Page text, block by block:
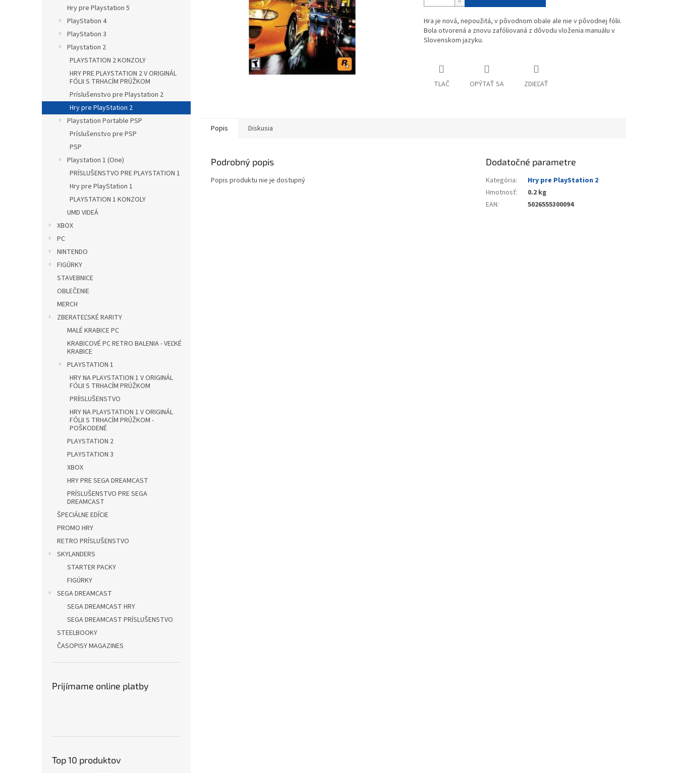
Hry pre Playstation 5
PlayStation 4
PlayStation 3
Playstation 2
PLAYSTATION 2 KONZOLY
HRY PRE PLAYSTATION 2 V ORIGINÁL
FÓLII S TRHACÍM PRÚŽKOM
Príslušenstvo pre Playstation 2
Hry pre PlayStation 2
Playstation Portable PSP
Príslušenstvo pre PSP
PSP
Playstation 1 (One)
PRÍSLUŠENSTVO PRE PLAYSTATION 1
Hry pre PlayStation 1
PLAYSTATION 1 KONZOLY
UMD VIDEÁ
XBOX
PC
NINTENDO
FIGÚRKY
STAVEBNICE
OBLEČENIE
MERCH
ZBERATEĽSKÉ RARITY
MALÉ KRABICE PC
KRABICOVÉ PC RETRO BALENIA - VEĽKÉ
KRABICE
PLAYSTATION 1
HRY NA PLAYSTATION 1 V ORIGINÁL
FÓLII S TRHACÍM PRÚŽKOM
PRÍISLUŠENSTVO
HRY NA PLAYSTATION 1 V ORIGINÁL
FÓLII S TRHACÍM PRÚŽKOM -
POŠKODENÉ
PLAYSTATION 2
PLAYSTATION 3
XBOX
HRY PRE SEGA DREAMCAST
PRÍSLUŠENSTVO PRE SEGA
DREAMCAST
ŠPECIÁLNE EDÍCIE
PROMO HRY
RETRO PRÍSLUŠENSTVO
SKYLANDERS
STARTER PACKY
FIGÚRKY
SEGA DREAMCAST
SEGA DREAMCAST HRY
SEGA DREAMCAST PRÍSLUŠENSTVO
STEELBOOKY
ČASOPISY MAGAZINES
Prijímame online platby
Top 10 produktov
Hra je nová, nepoužitá, v pôvodnom obale ale nie v pôvodnej fólii.
Bola otvorená a znovu zafóliovaná z dôvodu vloženia manuálu v
Slovenskom jazyku.
TLAČ OPÝTAŤ SA ZDIEĽAŤ
Popis Diskusia
Podrobný popis
Popis produktu nie je dostupný
Dodatočné parametre
Kategória:
Hry pre PlayStation 2
Hmotnosť:
0.2 kg
EAN: 5026555300094